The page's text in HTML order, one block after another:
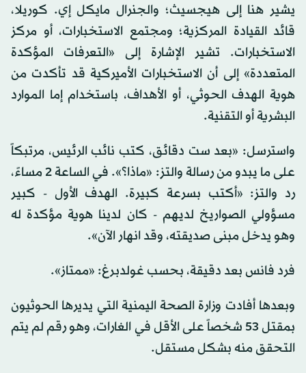
يشير هنا إلى هيجسيث؛ والجنرال مايكل إي. كوريلا،
قائد القيادة المركزية؛ ومجتمع الاستخبارات، أو مركز
الاستخبارات. تشير الإشارة إلى «التعرفات المؤكدة
المتعددة» إلى أن الاستخبارات الأميركية قد تأكدت من
هوية الهدف الحوثي، أو الأهداف، باستخدام إما الموارد
البشرية أو التقنية.
واسترسل: «بعد ست دقائق، كتب نائب الرئيس، مرتبكاً
على ما يبدو من رسالة والتز: «ماذا؟». في الساعة 2 مساءً،
رد والتز: «أكتب بسرعة كبيرة. الهدف الأول - كبير
مسؤولي الصواريخ لديهم - كان لدينا هوية مؤكدة له
وهو يدخل مبنى صديقته، وقد انهار الآن».
فرد فانس بعد دقيقة، بحسب غولدبرغ: «ممتاز».
وبعدها أفادت وزارة الصحة اليمنية التي يديرها الحوثيون
بمقتل 53 شخصاً على الأقل في الغارات، وهو رقم لم يتم
التحقق منه بشكل مستقل.